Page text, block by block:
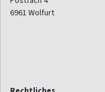
6961 Wolfurt